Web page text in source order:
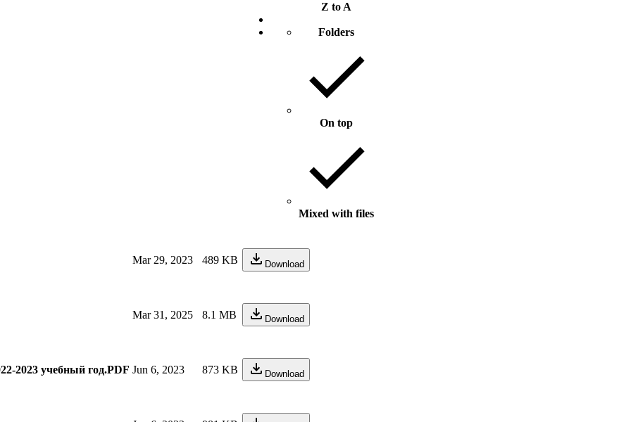
Z to A
Folders
On top
Mixed with files
Mar 29, 2023 489 KB Download
Mar 31, 2025 8.1 MB Download
2023 учебный год.PDF Jun 6, 2023 873 KB Download